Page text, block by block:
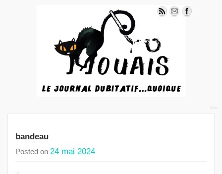
bandeau
Posted on 24 mai 2024